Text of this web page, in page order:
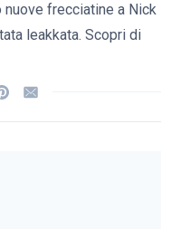
frecciatine a Nick
leakkata. Scopri di